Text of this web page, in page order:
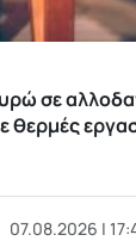
σε
07.08.2026 |